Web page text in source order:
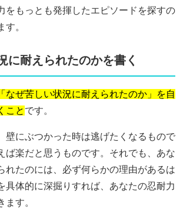
をもっとも発揮したエピソードを探すの
す。
に耐えられたのかを書く
「なぜ苦しい状況に耐えられたのか」を自
こと です。
壁にぶつかった時は逃げたくなるもので
ば楽だと思うものです。それでも、あな
れたのには、必ず何らかの理由があるは
具体的に深掘りすれば、あなたの忍耐力
ます。